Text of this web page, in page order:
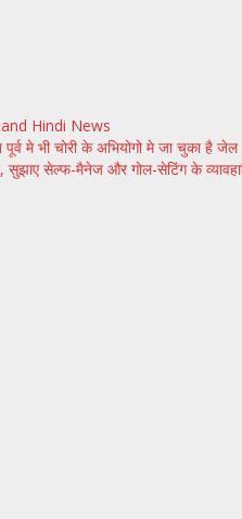
Hindi News
मे भी चोरी के अभियोगो मे जा चुका है
सेल्फ-मैनेज और गोल-सेटिंग के